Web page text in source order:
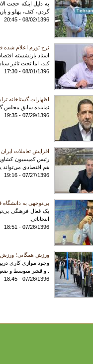
به دلیل اینکه حجت
گردن، کتف، پهلو و
08/02/1396 - 20:45
نرخ تورم اعلام شده قلابی و به نفع دولت
استاد بازنشسته
کند، اما تحت تاثیر
08/01/1396 - 17:30
اظهارات گستاخانه
نماینده سابق مجلس
07/29/1396 - 19:35
افزایش تعاملات
رئیس کمیسیون
هم اقتصادی می‌تواند
07/27/1396 - 19:16
بی‌توجهی به دانشگاه
یک فعال فرهنگی
انتخاباتی.
07/26/1396 - 18:51
ورزش همگانی؛ ورزش
وجود موازی کاری
. و قشر متوسط و
07/26/1396 - 18:45